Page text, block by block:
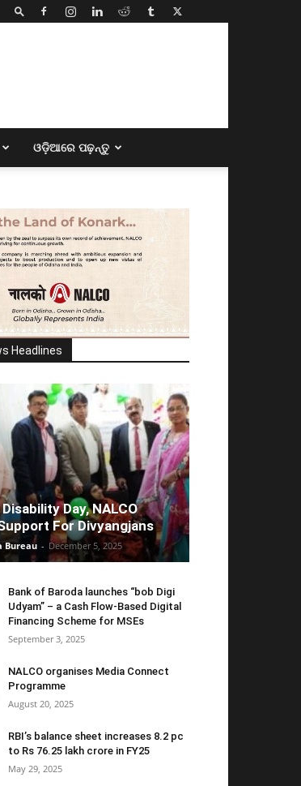
ଓଡ଼ିଆରେ ପଢ଼ନ୍ତୁ
Headlines
Day, NALCO
For Divyangjans
Bureau - December 5, 2025
Bank of Baroda launches “bob Digi
Udyam” – a Cash Flow-Based Digital
Financing Scheme for MSEs
September 3, 2025
NALCO organises Media Connect
Programme
August 20, 2025
RBI’s balance sheet increases 8.2 pc
to Rs 76.25 lakh crore in FY25
May 29, 2025